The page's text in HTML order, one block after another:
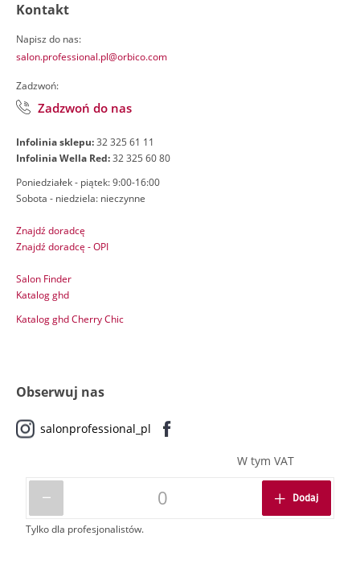
W tym VAT
Dodaj
Tylko dla profesjonalistów.
Kontakt
Napisz do nas:
salon.professional.pl@orbico.com
Zadzwoń:
Zadzwoń do nas
Infolinia sklepu:32 325 61 11
Infolinia Wella Red:32 325 60 80
Poniedziałek - piątek: 9:00-16:00
Sobota - niedziela: nieczynne
Znajdź doradcę
Znajdź doradcę - OPI
Salon Finder
Katalog ghd
Katalog ghd Cherry Chic
Obserwuj nas
salonprofessional_pl